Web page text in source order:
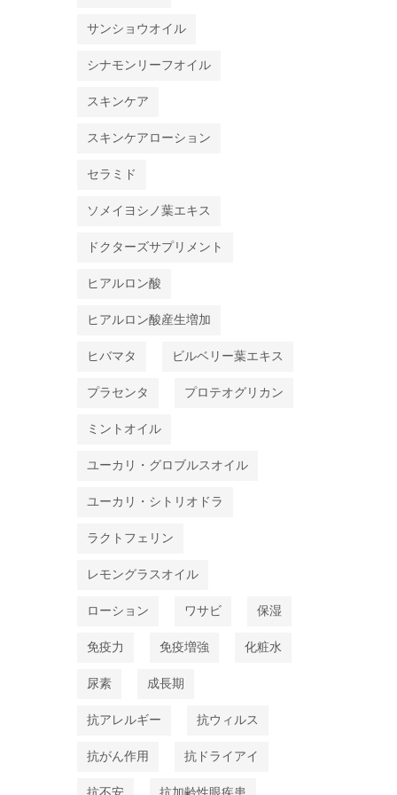
サンショウオイル
シナモンリーフオイル
スキンケア
スキンケアローション
セラミド
ソメイヨシノ葉エキス
ドクターズサプリメント
ヒアルロン酸
ヒアルロン酸産生増加
ヒバマタ ビルベリー葉エキス
プラセンタ プロテオグリカン
ミントオイル
ユーカリ・グロブルスオイル
ユーカリ・シトリオドラ
ラクトフェリン
レモングラスオイル
ローション ワサビ 保湿
免疫力 免疫増強 化粧水
尿素 成長期
抗アレルギー 抗ウィルス
抗がん作用 抗ドライアイ